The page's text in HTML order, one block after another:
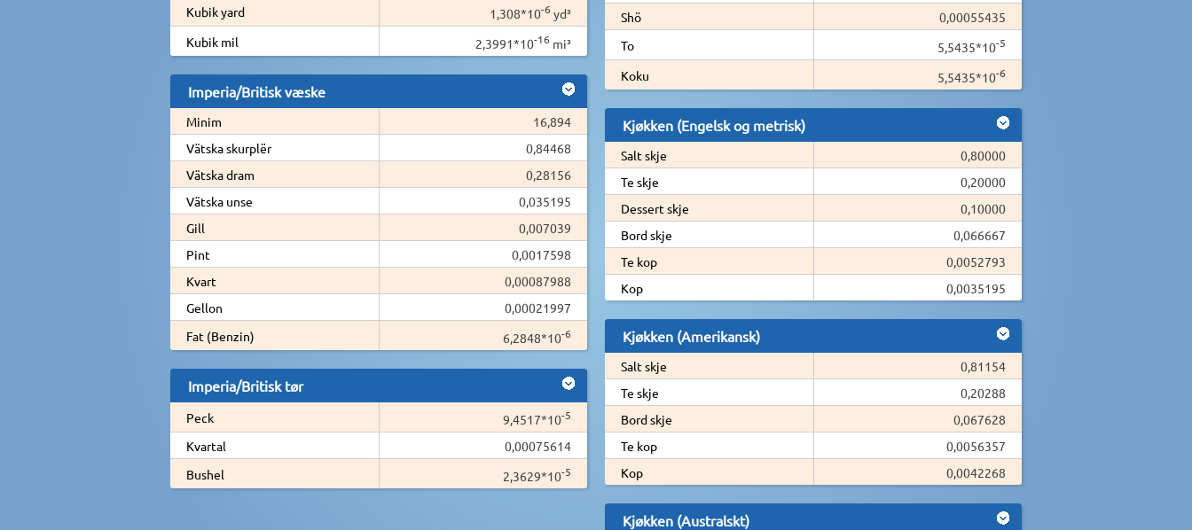
Kubik yard
1,308*10-6 yd³
Kubik mil
2,3991*10-16 mi³
Imperia/Britisk væske
Minim
16,894
Vätska skurplër
0,84468
Vätska dram
0,28156
Vätska unse
0,035195
Gill
0,007039
Pint
0,0017598
Kvart
0,00087988
Gellon
0,00021997
Fat (Benzin)
6,2848*10-6
Imperia/Britisk tør
Peck 9,4517*10-5
Kvartal
0,00075614
Bushel
2,3629*10-5
Shö
0,00055435
To
5,5435*10-5
Koku 5,5435*10-6
Kjøkken (Engelsk og metrisk)
Salt skje
0,80000
Te skje
0,20000
Dessert skje
0,10000
Bord skje
0,066667
Te kop
0,0052793
Kop
0,0035195
Kjøkken (Amerikansk)
Salt skje
0,81154
Te skje
0,20288
Bord skje
0,067628
Te kop
0,0056357
Kop
0,0042268
Kjøkken (Australskt)